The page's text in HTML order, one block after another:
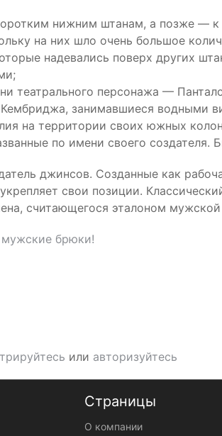
нижним штанам, а позже — к
на них шло очень большое
надевались поверх других
театрального персонажа —
занимавшиеся водными
на территории своих южных
по имени своего
джинсов. Созданные как
свои позиции.
считающегося эталоном мужской
мужские брюки!
или авторизуйтесь
Страницы
О компании